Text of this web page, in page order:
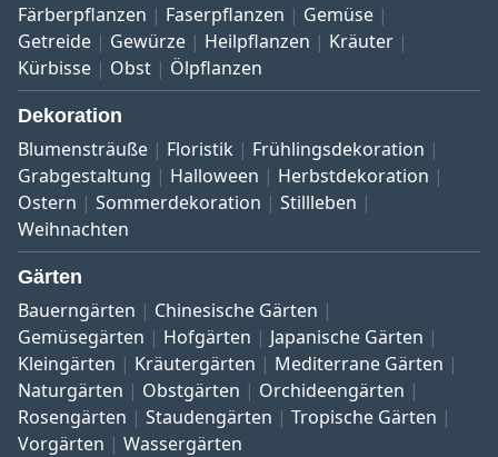
Färberpflanzen Faserpflanzen
Gemüse
Getreide
Gewürze Heilpflanzen
Kräuter
Kürbisse
Obst Ölpflanzen
Dekoration
Blumensträuße Floristik
Frühlingsdekoration
Grabgestaltung
Halloween
Herbstdekoration
Ostern
Sommerdekoration
Stillleben
Weihnachten
Gärten
Bauerngärten
Chinesische Gärten
Gemüsegärten
Hofgärten
Japanische Gärten
Kleingärten
Kräutergärten
Mediterrane Gärten
Naturgärten
Obstgärten
Orchideengärten
Rosengärten
Staudengärten
Tropische Gärten
Vorgärten
Wassergärten